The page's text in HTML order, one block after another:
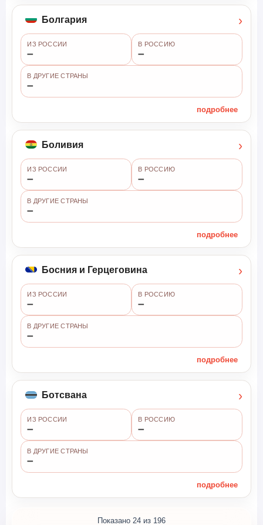
Болгария ›
ИЗ РОССИИ
➖
В РОССИЮ
➖
В ДРУГИЕ СТРАНЫ
➖
подробнее
Боливия ›
ИЗ РОССИИ
➖
В РОССИЮ
➖
В ДРУГИЕ СТРАНЫ
➖
подробнее
Босния и Герцеговина ›
ИЗ РОССИИ
➖
В РОССИЮ
➖
В ДРУГИЕ СТРАНЫ
➖
подробнее
Ботсвана ›
ИЗ РОССИИ
➖
В РОССИЮ
➖
В ДРУГИЕ СТРАНЫ
➖
подробнее
Показано 24 из 196